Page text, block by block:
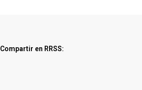
Compartir en RRSS: